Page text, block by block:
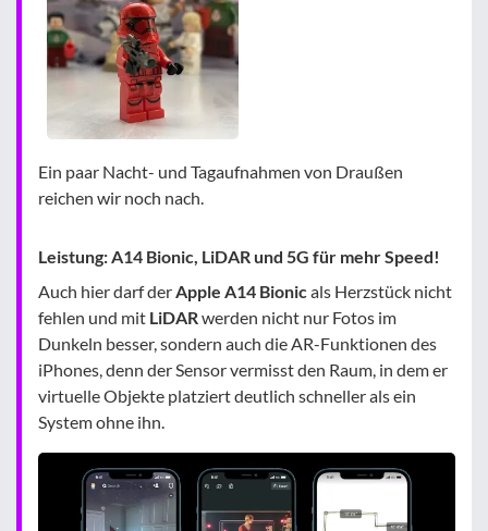
Ein paar Nacht- und Tagaufnahmen von Draußen
reichen wir noch nach.
Leistung: A14 Bionic, LiDAR und 5G für mehr Speed!
Auch hier darf der Apple A14 Bionic als Herzstück nicht
fehlen und mit LiDARwerden nicht nur Fotos im
Dunkeln besser, sondern auch die AR-Funktionen des
iPhones, denn der Sensor vermisst den Raum, in dem er
virtuelle Objekte platziert deutlich schneller als ein
System ohne ihn.